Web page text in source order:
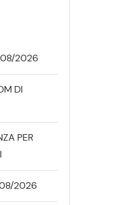
2026
DI
PER
2026